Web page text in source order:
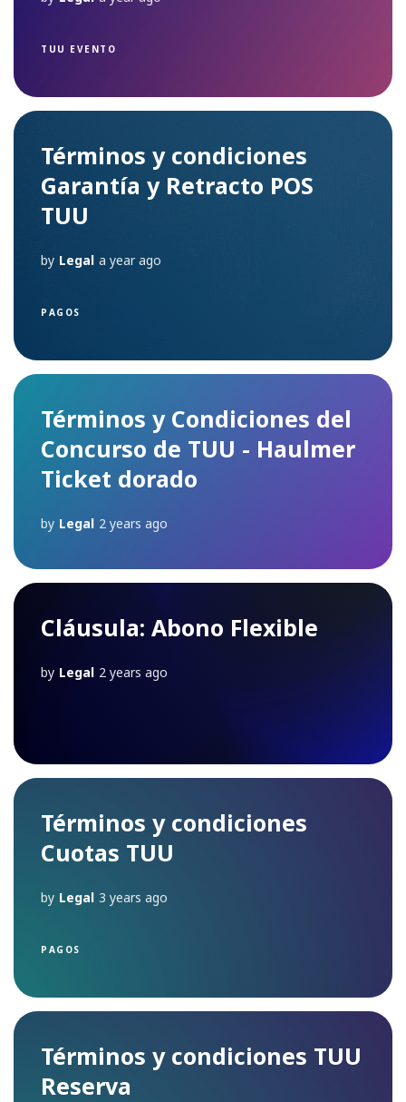
TUU EVENTO
Términos y condiciones
Garantía y Retracto POS
TUU
by Legal a year ago
PAGOS
Términos y Condiciones del
Concurso de TUU - Haulmer
Ticket dorado
by Legal 2 years ago
Cláusula: Abono Flexible
by Legal 2 years ago
Términos y condiciones
Cuotas TUU
by Legal 3 years ago
PAGOS
Términos y condiciones TUU
Reserva